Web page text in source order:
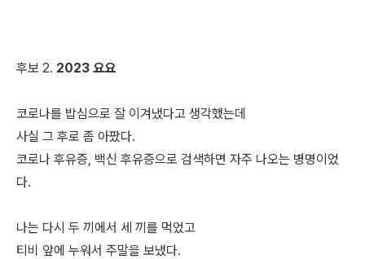
후보 2. 2023 요요
코로나를 밥심으로 잘 이겨냈다고 생각했는데
사실 그 후로 좀 아팠다.
코로나 후유증, 백신 후유증으로 검색하면 자주 나오는 병명이었
다.
나는 다시 두 끼에서 세 끼를 먹었고
티비 앞에 누워서 주말을 보냈다.